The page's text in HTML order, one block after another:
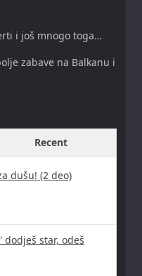
i još mnogo toga…
zabave na Balkanu i
Recent
dušu! (2 deo)
dodješ star, odeš